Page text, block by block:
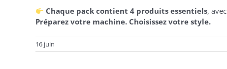
Chaque pack contient 4 produits essentiels, avec
Préparez votre machine. Choisissez votre style.
16 juin